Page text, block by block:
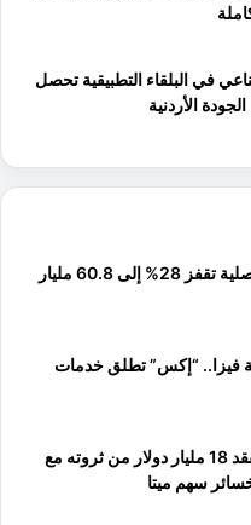
في البلقاء التطبيقية تحصل
الأردنية
إيرادات “ميتا” الفصلية تقفز 28% إلى 60.8 مليار
وبطاقة فيزا.. “إكس” تطلق خدمات
مارك زوكربيرغ يفقد 18 مليار دولار من ثروته مع
سهم ميتا